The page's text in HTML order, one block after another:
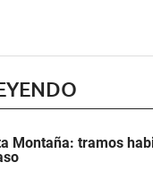
Montaña: tramos